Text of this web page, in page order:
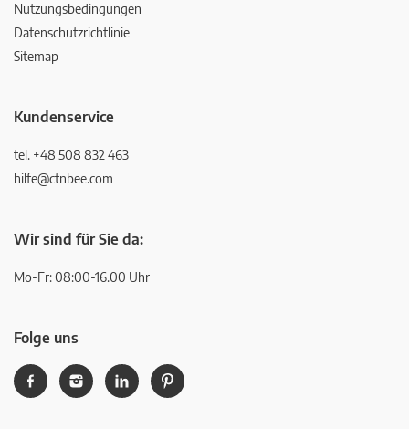
Nutzungsbedingungen
Datenschutzrichtlinie
Sitemap
Kundenservice
tel. +48 508 832 463
hilfe@ctnbee.com
Wir sind für Sie da:
Mo-Fr: 08:00-16.00 Uhr
Folge uns